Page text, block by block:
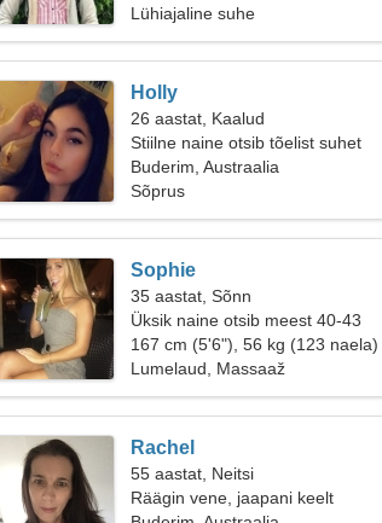
Lühiajaline suhe
Holly
26 aastat, Kaalud
Stiilne naine otsib tõelist suhet
Buderim, Austraalia
Sõprus
Sophie
35 aastat, Sõnn
Üksik naine otsib meest 40-43
167 cm (5'6"), 56 kg (123 naela)
Lumelaud, Massaaž
Rachel
55 aastat, Neitsi
Räägin vene, jaapani keelt